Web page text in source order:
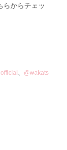
らからチェッ
、 @wakats